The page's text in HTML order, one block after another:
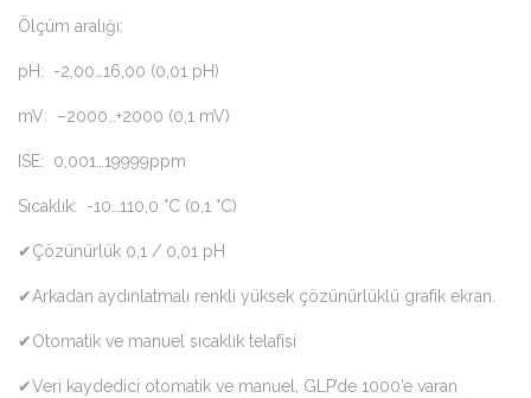
Ölçüm aralığı:
pH: -2,00…16,00 (0,01 pH)
mV: –2000…+2000 (0,1 mV)
ISE: 0,001…19999ppm
Sıcaklık: -10…110,0 °C (0,1 °C)
✔Çözünürlük 0,1 / 0,01 pH
✔Arkadan aydınlatmalı renkli yüksek çözünürlüklü grafik ekran.
✔Otomatik ve manuel sıcaklık telafisi
✔Veri kaydedici otomatik ve manuel, GLP’de 1000’e varan